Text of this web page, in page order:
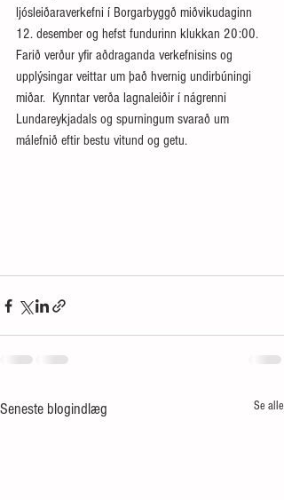
ljósleiðaraverkefni í Borgarbyggð miðvikudaginn
12. desember og hefst fundurinn klukkan 20:00.
Farið verður yfir aðdraganda verkefnisins og
upplýsingar veittar um það hvernig undirbúningi
miðar.  Kynntar verða lagnaleiðir í nágrenni
Lundareykjadals og spurningum svarað um
málefnið eftir bestu vitund og getu.
Seneste blogindlæg Se alle